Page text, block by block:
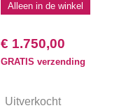
Alleen in de winkel
€ 1.750,00
GRATIS verzending
Uitverkocht